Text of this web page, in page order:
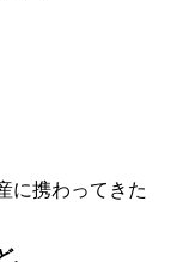
に携わってきた
、